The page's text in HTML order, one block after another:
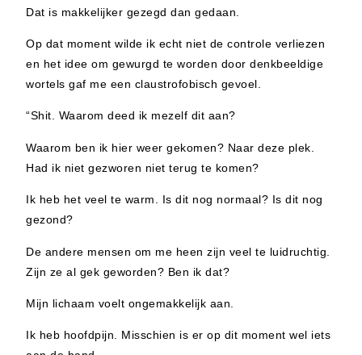
Dat is makkelijker gezegd dan gedaan.
Op dat moment wilde ik echt niet de controle verliezen
en het idee om gewurgd te worden door denkbeeldige
wortels gaf me een claustrofobisch gevoel.
“Shit. Waarom deed ik mezelf dit aan?
Waarom ben ik hier weer gekomen? Naar deze plek.
Had ik niet gezworen niet terug te komen?
Ik heb het veel te warm. Is dit nog normaal? Is dit nog
gezond?
De andere mensen om me heen zijn veel te luidruchtig.
Zijn ze al gek geworden? Ben ik dat?
Mijn lichaam voelt ongemakkelijk aan.
Ik heb hoofdpijn. Misschien is er op dit moment wel iets